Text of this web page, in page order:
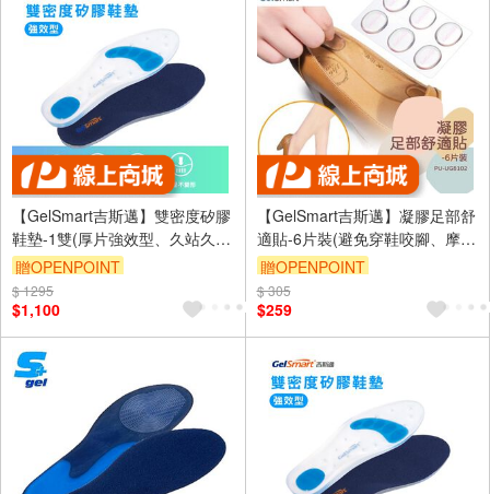
【GelSmart吉斯邁】雙密度矽膠
鞋墊-1雙(厚片強效型、久站久走
必備、足底吸震減壓、SI-
SI502D)
贈OPENPOINT
訂單滿999享9折
$ 1295
$1,100
【GelSmart吉斯邁】凝膠足部舒
適貼-6片裝(避免穿鞋咬腳、摩擦
不適、PU-UG8102)
贈OPENPOINT
訂單滿999享9折
$ 305
$259